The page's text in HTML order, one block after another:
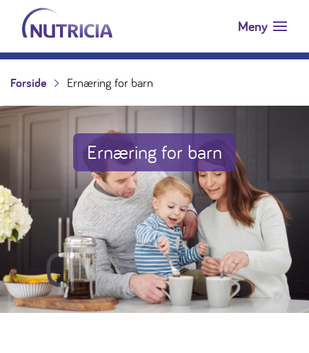
Hopp til innholdet
Nutricia.no Meny
Forside Ernæring for barn
Ernæring for barn